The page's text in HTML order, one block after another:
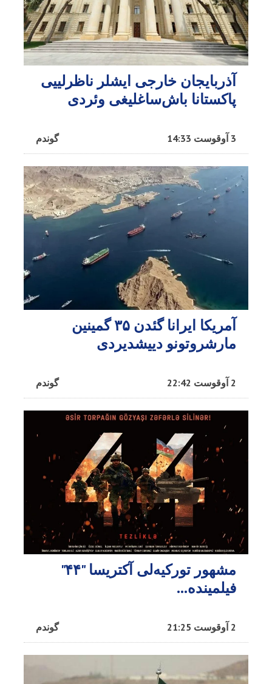
آذربایجان خارجی ایشلر ناظرلییی
پاکستانا باش‌ساغلیغی وئردی
گوندم 3 آوقوست 14:33
آمریکا ایرانا گئدن ۳۵ گمینین
مارشروتونو دییشدیردی
گوندم 2 آوقوست 22:42
مشهور تورکیه‌لی آکتریسا "۴۴"
فیلمینده...
گوندم 2 آوقوست 21:25